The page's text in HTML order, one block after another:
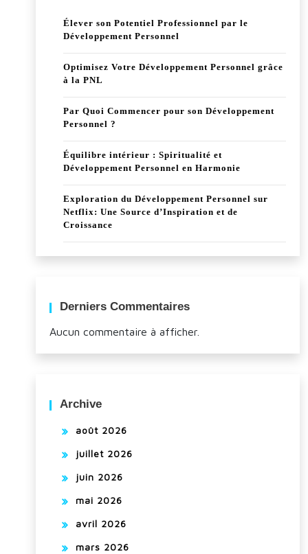
Élever son Potentiel Professionnel par le
Développement Personnel
Optimisez Votre Développement Personnel grâce
à la PNL
Par Quoi Commencer pour son Développement
Personnel ?
Équilibre intérieur : Spiritualité et
Développement Personnel en Harmonie
Exploration du Développement Personnel sur
Netflix: Une Source d’Inspiration et de
Croissance
Derniers Commentaires
Aucun commentaire à afficher.
Archive
août 2026
juillet 2026
juin 2026
mai 2026
avril 2026
mars 2026